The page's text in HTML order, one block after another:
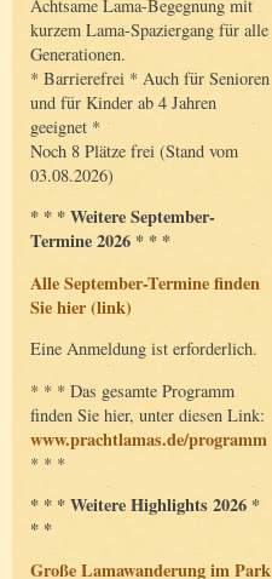
Achtsame Lama-Begegnung mit
kurzem Lama-Spaziergang für alle
Generationen.
* Barrierefrei * Auch für Senioren
und für Kinder ab 4 Jahren
geeignet *
Noch 8 Plätze frei (Stand vom
03.08.2026)
* * * Weitere September-
Termine 2026 * * *
Alle September-Termine finden
Sie hier (link)
Eine Anmeldung ist erforderlich.
* * * Das gesamte Programm
finden Sie hier, unter diesen Link:
www.prachtlamas.de/programm
* * *
* * * Weitere Highlights 2026 *
* *
Große Lamawanderung im Park